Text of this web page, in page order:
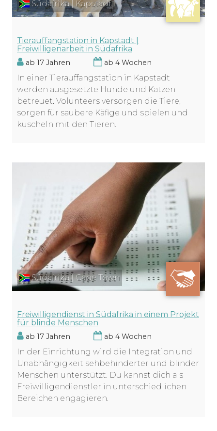
Südafrika | Kapstadt
Tierauffangstation in Kapstadt |
Freiwilligenarbeit in Südafrika
ab 17 Jahren ab 4 Wochen
In einer Tierauffangstation in Kapstadt
werden ausgesetzte Hunde und Katzen
betreuet. Volunteers versorgen die Tiere,
sorgen für saubere Käfige und spielen und
kuscheln mit den Tieren.
Südafrika | Cape Town
Freiwilligendienst in Südafrika in einem Projekt
für blinde Menschen
ab 17 Jahren ab 4 Wochen
In der Einrichtung wird die Integration und
Unabhängigkeit sehbehinderter und blinder
Menschen unterstützt. Du kannst dich als
Freiwilligendienstler in unterschiedlichen
Bereichen engagieren.